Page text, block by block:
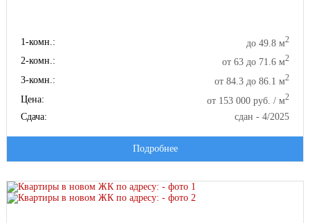
1-комн.: до 49.8 м2
2-комн.: от 63 до 71.6 м2
3-комн.: от 84.3 до 86.1 м2
Цена: от 153 000 руб. / м2
Сдача: сдан - 4/2025
Подробнее